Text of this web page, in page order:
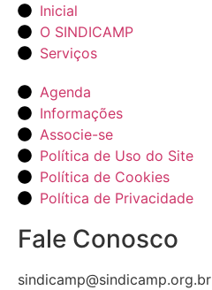
Inicial
O SINDICAMP
Serviços
Agenda
Informações
Associe-se
Política de Uso do Site
Política de Cookies
Política de Privacidade
Fale Conosco
sindicamp@sindicamp.org.br